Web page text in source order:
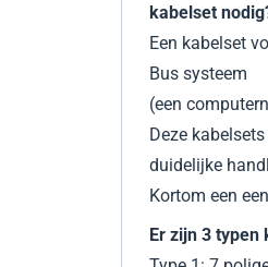
kabelset
Een kabelset
Bus systeem
(een
Deze
duidelijke
Kortom een
Er zijn 3